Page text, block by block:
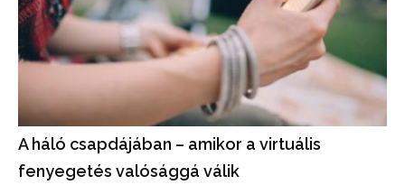
A háló csapdájában – amikor a virtuális
fenyegetés valósággá válik